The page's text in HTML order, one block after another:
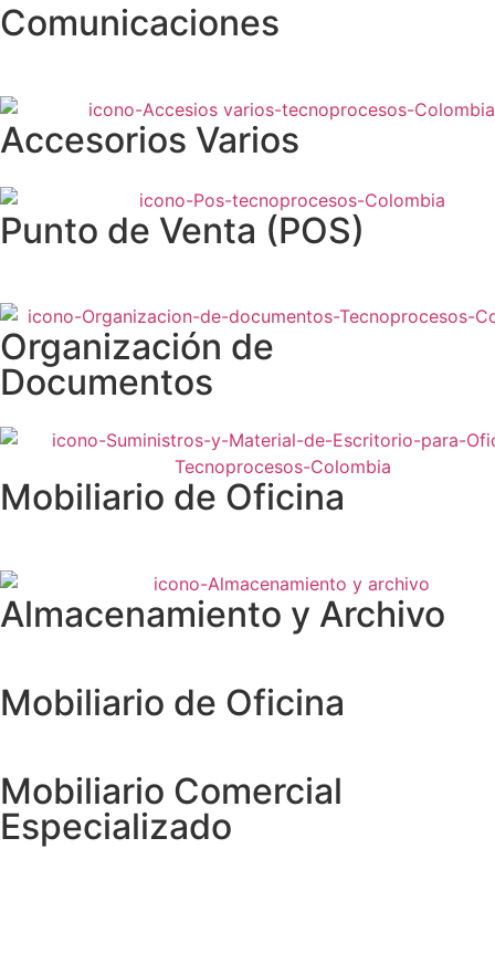
Comunicaciones
Accesorios Varios
Punto de Venta (POS)
Organización de
Documentos
Mobiliario de Oficina
Almacenamiento y Archivo
Mobiliario de Oficina
Mobiliario Comercial
Especializado